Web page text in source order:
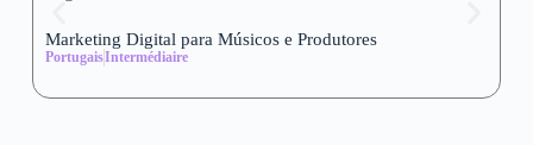
Marketing Digital para Músicos e Produtores
PortugaisIntermédiaire